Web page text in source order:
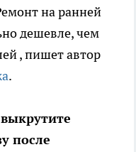
на ранней
дешевле, чем
, пишет автор
.
выкрутите
после